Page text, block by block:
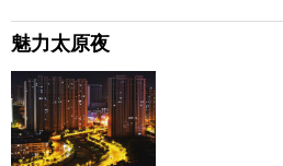
魅力太原夜